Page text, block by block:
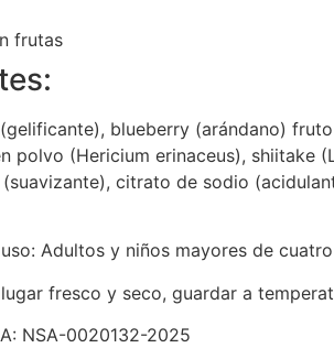
frutas
blueberry (arándano)
polvo (Hericium erinaceus),
citrato de sodio
Adultos y niños mayores de
fresco y seco, guardar a
NSA-0020132-2025